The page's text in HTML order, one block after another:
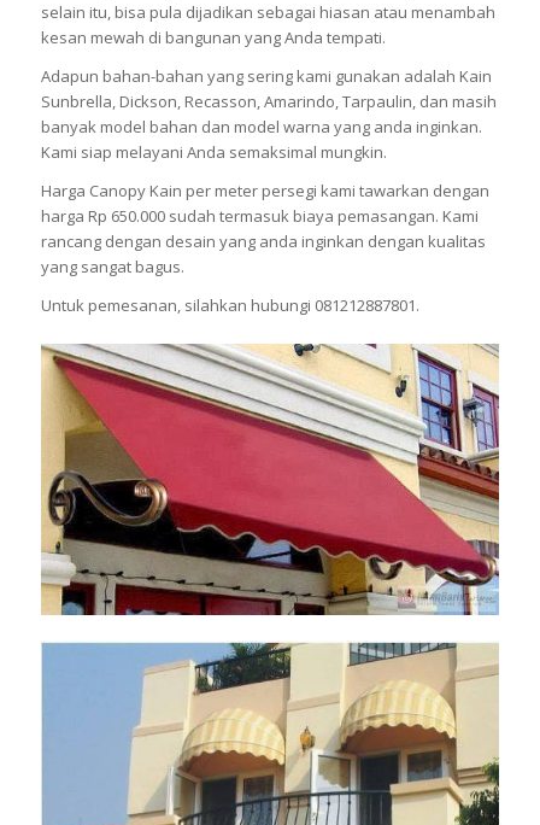
selain itu, bisa pula dijadikan sebagai hiasan atau menambah
kesan mewah di bangunan yang Anda tempati.
Adapun bahan-bahan yang sering kami gunakan adalah Kain
Sunbrella, Dickson, Recasson, Amarindo, Tarpaulin, dan masih
banyak model bahan dan model warna yang anda inginkan.
Kami siap melayani Anda semaksimal mungkin.
Harga Canopy Kain per meter persegi kami tawarkan dengan
harga Rp 650.000 sudah termasuk biaya pemasangan. Kami
rancang dengan desain yang anda inginkan dengan kualitas
yang sangat bagus.
Untuk pemesanan, silahkan hubungi 081212887801.